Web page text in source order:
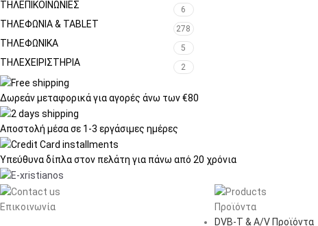
ΤΗΛΕΠΙΚΟΙΝΩΝΊΕΣ 6
ΤΗΛΕΦΩΝΊΑ & TABLET 278
ΤΗΛΕΦΩΝΙΚΑ 5
ΤΗΛΕΧΕΙΡΙΣΤΉΡΙΑ 2
Δωρεάν μεταφορικάγια αγορές άνω των €80
Αποστολή μέσα σε 1-3 εργάσιμες ημέρες
Υπεύθυνα δίπλα στον πελάτη για πάνω από 20 χρόνια
Επικοινωνία
Προϊόντα
DVB-T & A/V Προϊόντα